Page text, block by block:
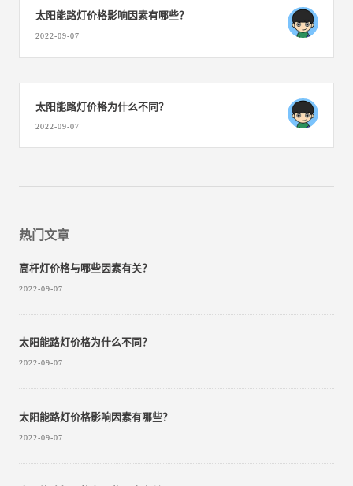
太阳能路灯价格影响因素有哪些？
2022-09-07
太阳能路灯价格为什么不同？
2022-09-07
热门文章
高杆灯价格与哪些因素有关？
2022-09-07
太阳能路灯价格为什么不同？
2022-09-07
太阳能路灯价格影响因素有哪些？
2022-09-07